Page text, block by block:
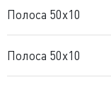
Полоса 50x10
Полоса 50x10